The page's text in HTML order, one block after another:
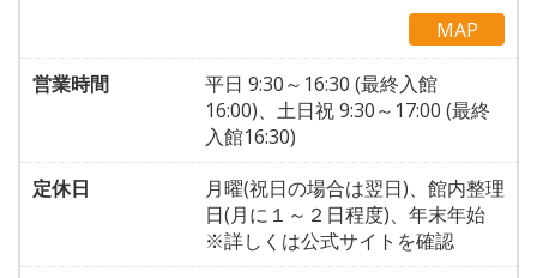
MAP
営業時間
平日 9:30～16:30 (最終入館
16:00)、土日祝 9:30～17:00 (最終
入館16:30)
定休日
月曜(祝日の場合は翌日)、館内整理
日(月に１～２日程度)、年末年始
※詳しくは公式サイトを確認